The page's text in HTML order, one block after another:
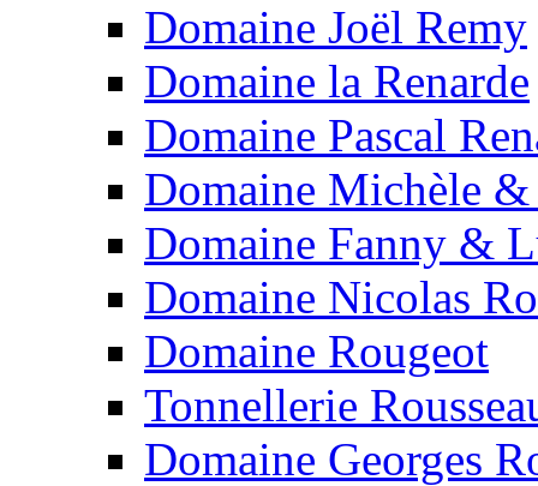
Domaine Joël Remy
Domaine la Renarde
Domaine Pascal
Domaine Michèle
Domaine Fanny &
Domaine Nicolas
Domaine Rougeot
Tonnellerie
Domaine Georges